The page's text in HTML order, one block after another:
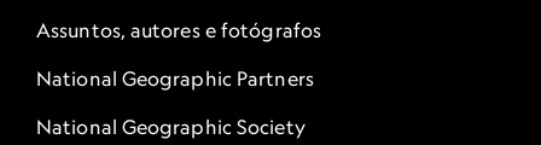
Assuntos, autores e fotógrafos
National Geographic Partners
National Geographic Society